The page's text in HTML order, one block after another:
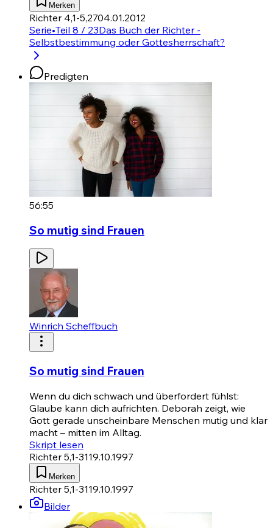
Merken
Richter 4,1-5,2704.01.2012
Serie•Teil 8 / 23Das Buch der Richter -
Selbstbestimmung oder Gottesherrschaft?
Predigten
56:55
So mutig sind Frauen
Winrich Scheffbuch
So mutig sind Frauen
Wenn du dich schwach und überfordert fühlst:
Glaube kann dich aufrichten. Deborah zeigt, wie
Gott gerade unscheinbare Menschen mutig und klar
macht – mitten im Alltag.
Skript lesen
Richter 5,1-3119.10.1997
Merken
Richter 5,1-3119.10.1997
Bilder